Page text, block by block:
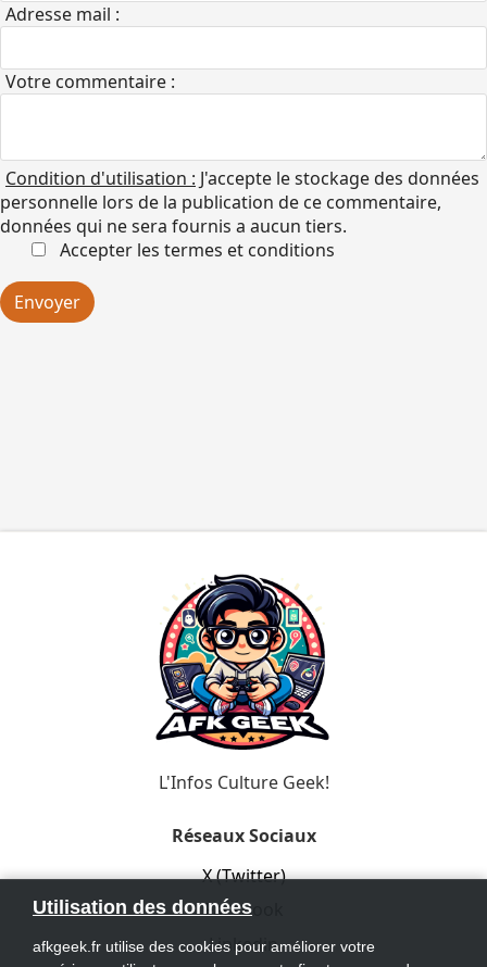
Adresse mail :
Votre commentaire :
Condition d'utilisation : J'accepte le stockage des données
personnelle lors de la publication de ce commentaire,
données qui ne sera fournis a aucun tiers.
Accepter les termes et conditions
Envoyer
L'Infos Culture Geek!
Réseaux Sociaux
X (Twitter)
Facebook
Linkedin
Utilisation des données
afkgeek.fr utilise des cookies pour améliorer votre